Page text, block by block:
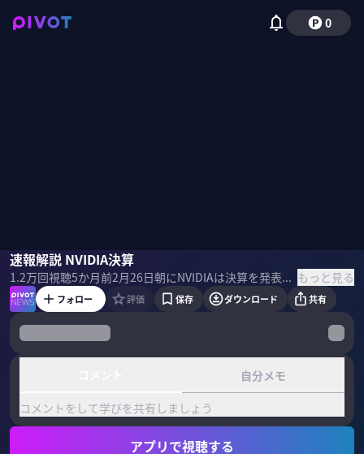
0
速報解説 NVIDIA決算
1.2万回視聴5か月前 2月26日朝にNVIDIAは決算を発表。圧倒的な強さと自信が浮き彫りになった。 その背後にある強みとは何だったのか？今後の成長予測は？ 業界歴40年の大山聡氏が最速で解説。 ＜収録日＞ 2026年2月26日 もっと見る
大山聡野嶋紗己子
フォロー 評価 保存 ダウンロード 共有
自分メモ
コメントをして学びを共有しましょう
アプリで視聴する